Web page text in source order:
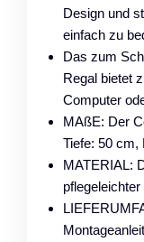
Design und
einfach zu
Das zum
Regal bietet
Computer
MAßE: Der
Tiefe: 50 cm,
MATERIAL: